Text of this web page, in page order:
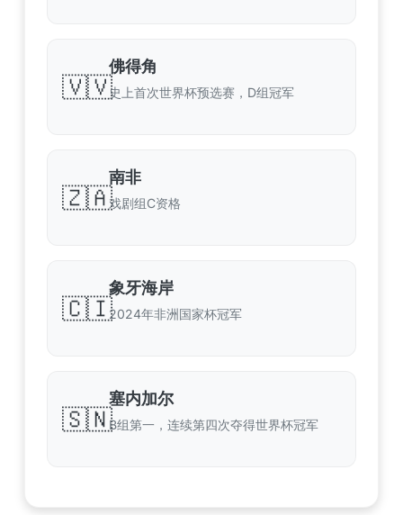
🇻🇻
佛得角
史上首次世界杯预选赛，D组冠军
🇿🇦
南非
戏剧组C资格
🇨🇮
象牙海岸
2024年非洲国家杯冠军
🇸🇳
塞内加尔
B组第一，连续第四次夺得世界杯冠军